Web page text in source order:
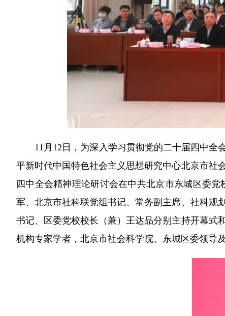
11月12日，为深入学习贯彻党的二十届四中全
平新时代中国特色社会主义思想研究中心北京市社
四中全会精神理论研讨会在中共北京市东城区委
军、北京市社科联党组书记、常务副主席、社科规
书记、区委党校校长（兼）王达品分别主持开幕式
机构专家学者，北京市社会科学院、东城区委领导